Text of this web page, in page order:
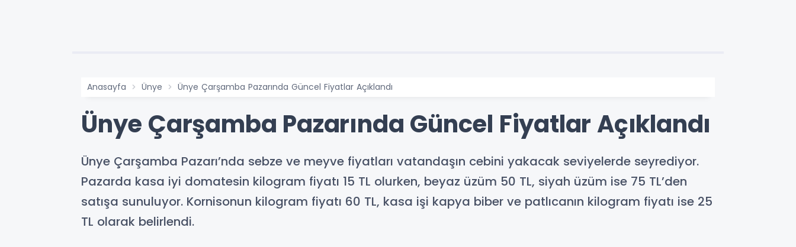
Anasayfa Ünye Ünye Çarşamba Pazarında Güncel Fiyatlar Açıklandı
Ünye Çarşamba Pazarında Güncel Fiyatlar Açıklandı
Ünye Çarşamba Pazarı’nda sebze ve meyve fiyatları vatandaşın cebini yakacak seviyelerde seyrediyor.
Pazarda kasa iyi domatesin kilogram fiyatı 15 TL olurken, beyaz üzüm 50 TL, siyah üzüm ise 75 TL’den
satışa sunuluyor. Kornisonun kilogram fiyatı 60 TL, kasa işi kapya biber ve patlıcanın kilogram fiyatı ise 25
TL olarak belirlendi.